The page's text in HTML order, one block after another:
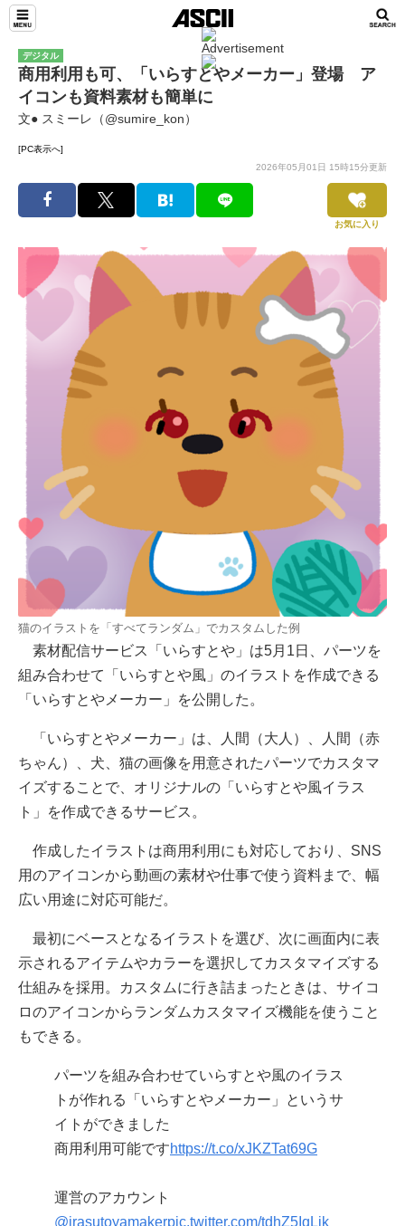
デジタル
商用利用も可、「いらすとやメーカー」登場 ア
イコンも資料素材も簡単に
文● スミーレ（@sumire_kon）
[PC表示へ]
2026年05月01日 15時15分更新
お気に入り
猫のイラストを「すべてランダム」でカスタムした例
素材配信サービス「いらすとや」は5月1日、パーツを
組み合わせて「いらすとや風」のイラストを作成できる
「いらすとやメーカー」を公開した。
「いらすとやメーカー」は、人間（大人）、人間（赤
ちゃん）、犬、猫の画像を用意されたパーツでカスタマ
イズすることで、オリジナルの「いらすとや風イラス
ト」を作成できるサービス。
作成したイラストは商用利用にも対応しており、SNS
用のアイコンから動画の素材や仕事で使う資料まで、幅
広い用途に対応可能だ。
最初にベースとなるイラストを選び、次に画面内に表
示されるアイテムやカラーを選択してカスタマイズする
仕組みを採用。カスタムに行き詰まったときは、サイコ
ロのアイコンからランダムカスタマイズ機能を使うこと
もできる。
パーツを組み合わせていらすとや風のイラス
トが作れる「いらすとやメーカー」というサ
イトができました
商用利用可能ですhttps://t.co/xJKZTat69G
運営のアカウント
@irasutoyamakerpic.twitter.com/tdhZ5IqLik